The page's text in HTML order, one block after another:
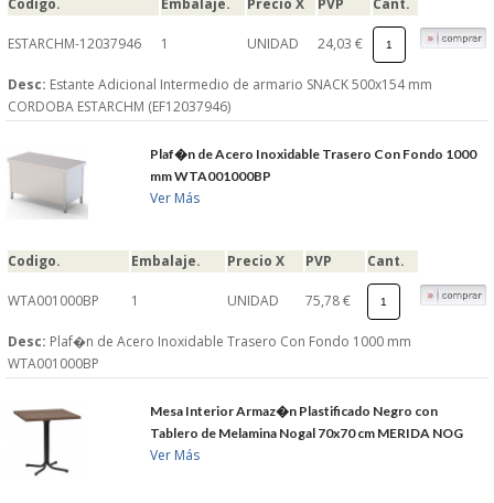
Codigo. Embalaje. Precio X PVP Cant.
ESTARCHM-12037946 1 UNIDAD 24,03 €
Desc: Estante Adicional Intermedio de armario SNACK 500x154 mm
CORDOBA ESTARCHM (EF12037946)
Plaf�n de Acero Inoxidable Trasero Con Fondo 1000
mm WTA001000BP
Ver Más
Codigo. Embalaje. Precio X PVP Cant.
WTA001000BP 1 UNIDAD 75,78 €
Desc: Plaf�n de Acero Inoxidable Trasero Con Fondo 1000 mm
WTA001000BP
Mesa Interior Armaz�n Plastificado Negro con
Tablero de Melamina Nogal 70x70 cm MERIDA NOG
Ver Más